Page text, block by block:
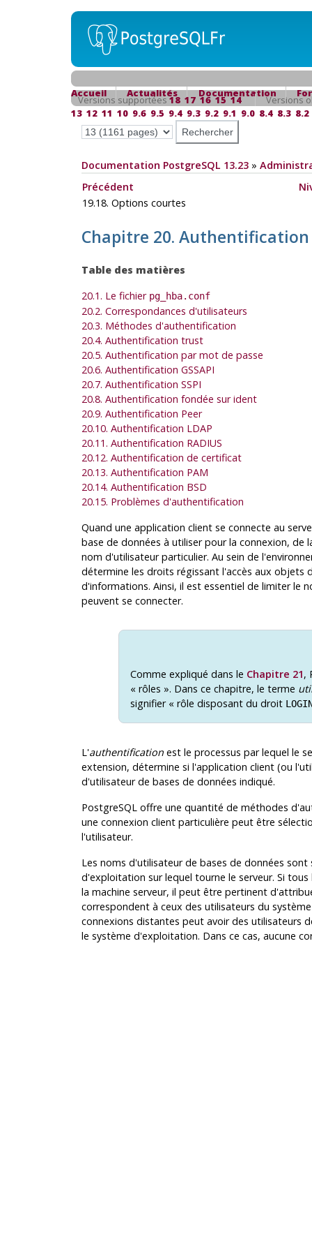
Accueil Actualités Documentation
Versions supportées18 17 16 15 14
Versions
13 12 11 10 9.6 9.5 9.4 9.3 9.2 9.1 9.0 8.4 8.3 8.2
Documentation PostgreSQL 13.23»
Précédent
19.18. Options courtes
Chapitre 20.
Table des matières
20.1. Le fichier pg_hba.conf
20.2. Correspondances d'utilisateurs
20.3. Méthodes d'authentification
20.4. Authentification trust
20.5. Authentification par mot de passe
20.6. Authentification GSSAPI
20.7. Authentification SSPI
20.8. Authentification fondée sur ident
20.9. Authentification Peer
20.10. Authentification LDAP
20.11. Authentification RADIUS
20.12. Authentification de certificat
20.13. Authentification PAM
20.14. Authentification BSD
20.15. Problèmes d'authentification
Quand une application client se connecte au
base de données à utiliser pour la connexion, de
nom d'utilisateur particulier. Au sein de
détermine les droits régissant l'accès aux objets
d'informations. Ainsi, il est essentiel de limiter le
peuvent se connecter.
Comme expliqué dans le Chapitre 21,
« rôles ». Dans ce chapitre, le terme
signifier « rôle disposant du droit
L'authentificationest le processus par lequel le
extension, détermine si l'application client (ou
d'utilisateur de bases de données indiqué.
PostgreSQLoffre une quantité de méthodes
une connexion client particulière peut être
l'utilisateur.
Les noms d'utilisateur de bases de données
d'exploitation sur lequel tourne le serveur. Si
la machine serveur, il peut être pertinent
correspondent à ceux des utilisateurs du
connexions distantes peut avoir des utilisateurs
le système d'exploitation. Dans ce cas, aucune